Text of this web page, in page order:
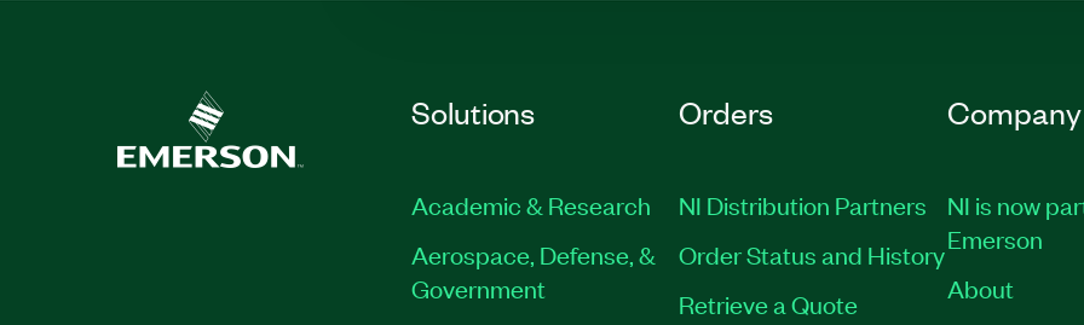
Solutions
Academic & Research
Aerospace, Defense, &
Government
Orders
NI Distribution Partners
Order Status and History
Retrieve a Quote
Company
NI is now
Emerson
About